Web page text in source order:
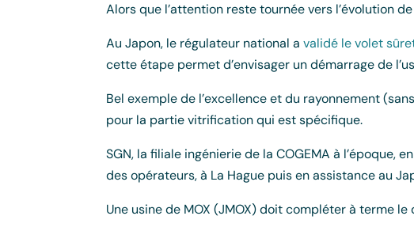
Alors que l’attention reste tournée vers l’évolution
Au Japon, le régulateur national a validé le volet
cette étape permet d’envisager un démarrage de
Bel exemple de l’excellence et du rayonnement
pour la partie vitrification qui est spécifique.
SGN, la filiale ingénierie de la COGEMA à l’époque,
des opérateurs, à La Hague puis en assistance au
Une usine de MOX (JMOX) doit compléter à terme le